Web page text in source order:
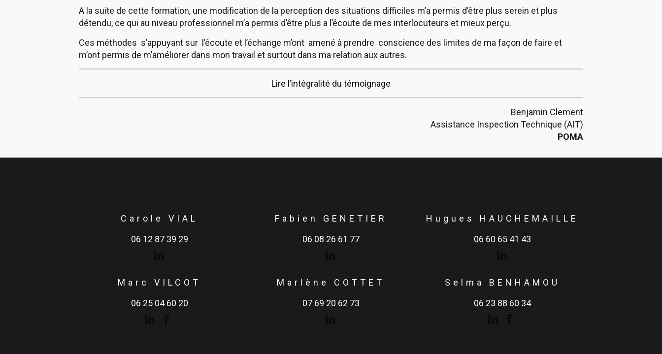
A la suite de cette formation, une modification de la perception des situations difficiles m’a permis d’être plus serein et plus
détendu, ce qui au niveau professionnel m’a permis d’être plus a l’écoute de mes interlocuteurs et mieux perçu.
Ces méthodes s’appuyant sur l’écoute et l’échange m’ont amené à prendre conscience des limites de ma façon de faire et
m’ont permis de m’améliorer dans mon travail et surtout dans ma relation aux autres.
Lire l’intégralité du témoignage
Benjamin Clement
Assistance Inspection Technique (AIT)
POMA
Carole VIAL
06 12 87 39 29
Marc VILCOT
06 25 04 60 20
Fabien GENETIER
06 08 26 61 77
Marlène COTTET
07 69 20 62 73
Hugues HAUCHEMAILLE
06 60 65 41 43
Selma BENHAMOU
06 23 88 60 34